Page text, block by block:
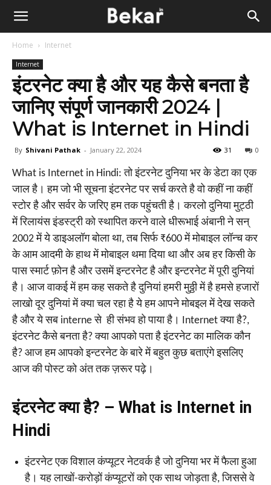
Home Internet
Internet
इंटरनेट क्या है और यह कैसे बनता है
जानिए संपूर्ण जानकारी 2024 |
What is Internet in Hindi
By Shivani Pathak - January 22, 2024 0
31
What is Internet in Hindi: तो इंटरनेट दुनिया भर के डेटा का एक
जाल है। हम जो भी सूचना इंटरनेट पर सर्च करते है वो कहीं ना कहीं
स्टोर है और सर्वर के जरिए हम तक पहुंचती है। करलो दुनिया मुट्ठी
में रिलायंस इंडस्ट्री को स्थापित करने वाले धीरूभाई अंबानी ने सन्
2002 में ये डाइअलॉग बोला था, तब सिर्फ ₹600 में मोबाइल लॉन्च कर
के आम आदमी के हाथ में मोबाइल थमा दिया था और अब हर किसी के
पास स्मार्ट फ़ोन है और उसमें इन्टरनेट है और इन्टरनेट में पूरी दुनियां
है। आज वाकई में हम कह सकते है दुनियां हमरी मुठ्ठी में है हमसे हजारों
लाखो दूर दुनियां में क्या चल रहा है ये हम आपने मोबइल में देख सकते
है और ये सब interne से ही संभव हो पाया है। Internet क्या है?,
इंटरनेट कैसे बनता है? क्या आपको पता है इंटरनेट का मालिक कौन
है? आज हम आपको इन्टरनेट के बारे में बहुत कुछ बताएंगे इसलिए
आज की पोस्ट को अंत तक ज़रूर पढ़े।
इंटरनेट क्या है? – What is Internet in
Hindi
इंटरनेट एक विशाल कंप्यूटर नेटवर्क है जो दुनिया भर में फैला हुआ
है। यह लाखों-करोड़ों कंप्यूटरों को एक साथ जोड़ता है, जिससे वे